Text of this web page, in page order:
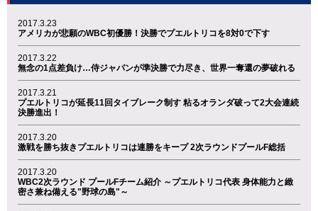
2017.3.23
アメリカが悲願のWBC初優勝！決勝でプエルトリコを8対0で下す
2017.3.22
無念の1点差負け…侍ジャパンが準決勝で力尽き、世界一奪還の夢破れる
2017.3.21
プエルトリコが延長11回タイブレーク制す 粘るオランダ破って2大会連続
決勝進出！
2017.3.20
激戦を勝ち抜きプエルトリコは連勝をキープ 2次ラウンドプールF総括
2017.3.20
WBC2次ラウンド プールFチーム紹介 ～プエルトリコ代表 身体能力と緻
密さ兼ね備える"野球の島"～